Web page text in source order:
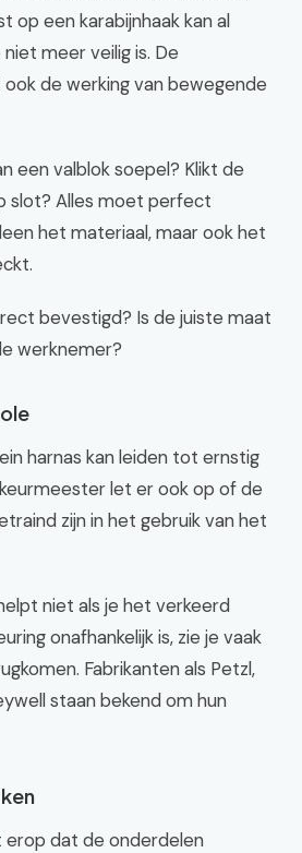
op een karabijnhaak kan al
meer veilig is. De
de werking van bewegende
een valblok soepel? Klikt de
slot? Alles moet perfect
het materiaal, maar ook het
bevestigd? Is de juiste maat
werknemer?
harnas kan leiden tot ernstig
let er ook op of de
zijn in het gebruik van het
niet als je het verkeerd
onafhankelijk is, zie je vaak
Fabrikanten als Petzl,
staan bekend om hun
erop dat de onderdelen